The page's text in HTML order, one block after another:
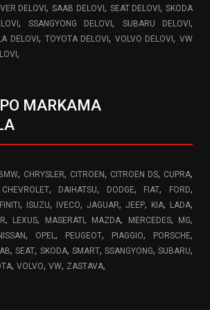
DELOVI, SAAB DELOVI, SEAT DELOVI, SKODA
,SSANGYONG DELOVI, SUBARU DELOVI,
DELOVI, TOYOTA DELOVI, VOLVO DELOVI, VW
,
MARKAMA
, CHRYSLER, CITROEN, CITROEN DS, CUPRA,
, DAIHATSU, DODGE, FIAT, FORD,
, ISUZU, IVECO, JAGUAR, JEEP, KIA, LADA,
, LEXUS, MASERATI, MAZDA, MERCEDES, MG,
, OPEL, PEUGEOT, PIAGGIO, PORSCHE,
,SEAT, SKODA, SMART, SSANGYONG,SUBARU,
, VOLVO, VW, ZASTAVA,